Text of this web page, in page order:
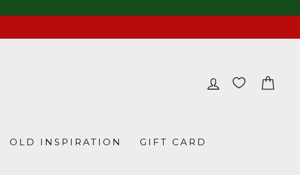
LOG IN
OLD INSPIRATION GIFT CARD